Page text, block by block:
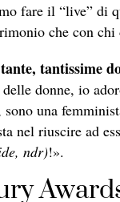
fare il “live” di
che con chi
tantissime
donne, io
una
nel riuscire ad
ndr)!».